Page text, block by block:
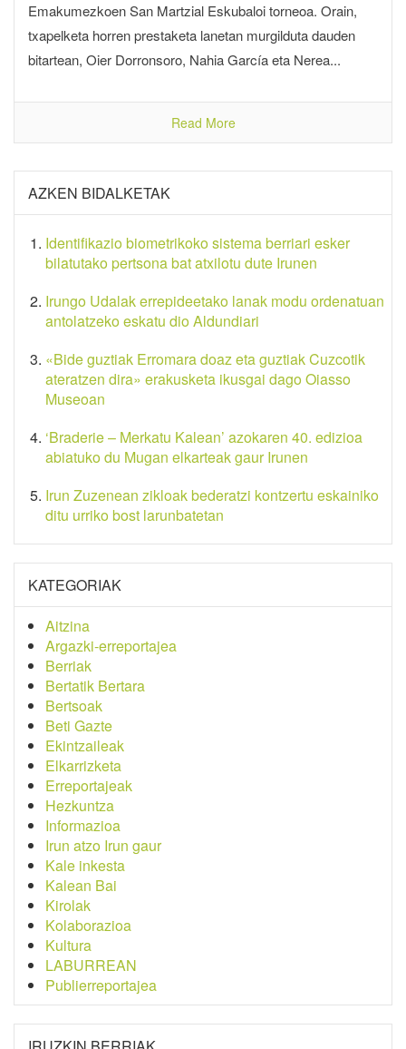
Emakumezkoen San Martzial Eskubaloi torneoa. Orain,
txapelketa horren prestaketa lanetan murgilduta dauden
bitartean, Oier Dorronsoro, Nahia García eta Nerea...
Read More
AZKEN BIDALKETAK
Identifikazio biometrikoko sistema berriari esker
bilatutako pertsona bat atxilotu dute Irunen
Irungo Udalak errepideetako lanak modu ordenatuan
antolatzeko eskatu dio Aldundiari
«Bide guztiak Erromara doaz eta guztiak Cuzcotik
ateratzen dira» erakusketa ikusgai dago Oiasso
Museoan
‘Braderie – Merkatu Kalean’ azokaren 40. edizioa
abiatuko du Mugan elkarteak gaur Irunen
Irun Zuzenean zikloak bederatzi kontzertu eskainiko
ditu urriko bost larunbatetan
KATEGORIAK
Aitzina
Argazki-erreportajea
Berriak
Bertatik Bertara
Bertsoak
Beti Gazte
Ekintzaileak
Elkarrizketa
Erreportajeak
Hezkuntza
Informazioa
Irun atzo Irun gaur
Kale inkesta
Kalean Bai
Kirolak
Kolaborazioa
Kultura
LABURREAN
Publierreportajea